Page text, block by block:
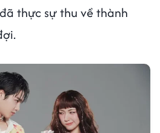
thực sự thu về thành